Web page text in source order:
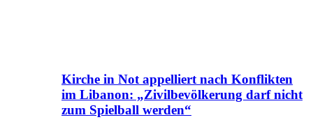
Kirche in Not appelliert nach Konflikten
im Libanon: „Zivilbevölkerung darf nicht
zum Spielball werden“